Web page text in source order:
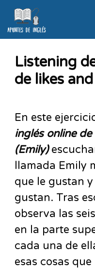
Listening
de likes
En este
inglés online
(Emily)
llamada Emily
que le gustan
gustan. Tras
observa las
en la parte
cada una de
esas cosas